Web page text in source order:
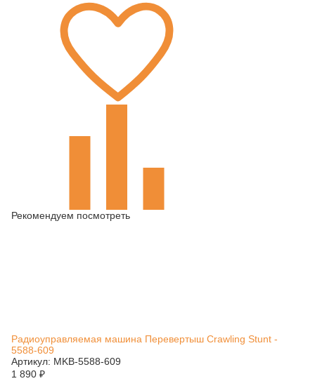
Рекомендуем посмотреть
Радиоуправляемая машина Перевертыш Crawling Stunt -
5588-609
Артикул: MKB-5588-609
1 890 ₽